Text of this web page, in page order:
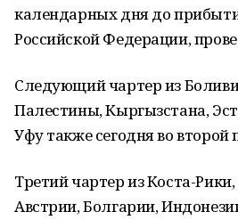
календарных дня до
Российской Федерации,
Следующий чартер из
Палестины, Кыргызстана,
Уфу также сегодня во второй
Третий чартер из Коста-
Австрии, Болгарии,